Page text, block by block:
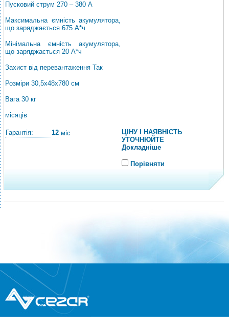
Пусковий струм 270 – 380 А
Максимальна ємність акумулятора,
що заряджається 675 А*ч
Мінімальна ємність акумулятора,
що заряджається 20 А*ч
Захист від перевантаження Так
Розміри 30,5x48x780 см
Вага 30 кг
місяців
Гарантія: 12 міс
ЦІНУ І НАЯВНІСТЬ
УТОЧНЮЙТЕ
Докладніше
Порівняти
®